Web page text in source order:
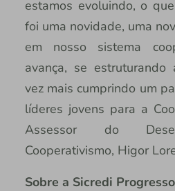
estamos evoluindo, o
foi uma novidade, uma
em nosso sistema
avança, se
vez mais cumprindo um
líderes jovens para a
Assessor do
Cooperativismo, Higor
Sobre a Sicredi